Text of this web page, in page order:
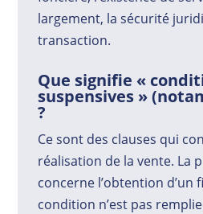
largement, la sécurité
transaction.
Que signifie «
suspensives »
?
Ce sont des clauses qui
réalisation de la vente. La
concerne l’obtention d’un
condition n’est pas